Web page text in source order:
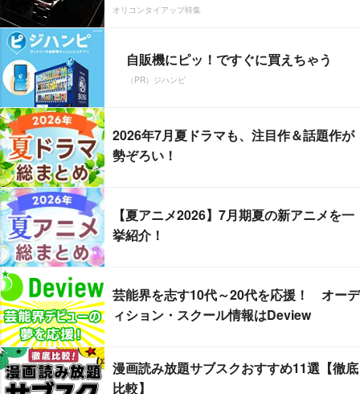
オリコンタイアップ特集
自販機にピッ！ですぐに買えちゃう
（PR）ジハンピ
2026年7月夏ドラマも、注目作＆話題作が
勢ぞろい！
【夏アニメ2026】7月期夏の新アニメを一
挙紹介！
芸能界を志す10代～20代を応援！ オーデ
ィション・スクール情報はDeview
漫画読み放題サブスクおすすめ11選【徹底
比較】